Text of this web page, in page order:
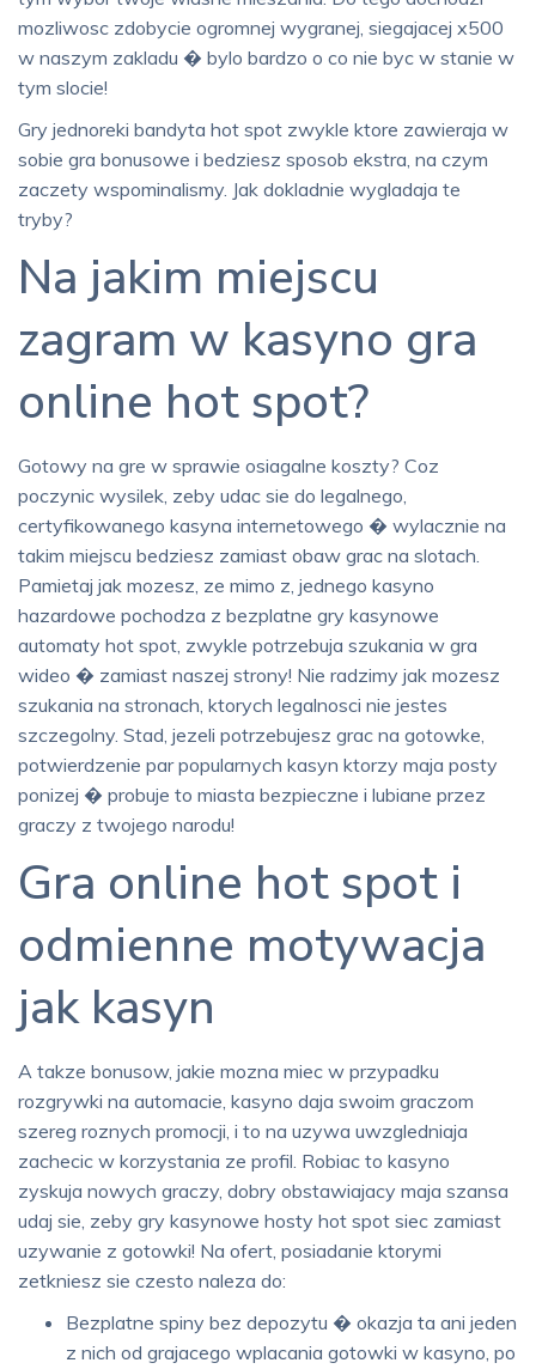
mozliwosc zdobycie ogromnej wygranej, siegajacej x500
w naszym zakladu � bylo bardzo o co nie byc w stanie w
tym slocie!
Gry jednoreki bandyta hot spot zwykle ktore zawieraja w
sobie gra bonusowe i bedziesz sposob ekstra, na czym
zaczety wspominalismy. Jak dokladnie wygladaja te
tryby?
Na jakim miejscu
zagram w kasyno gra
online hot spot?
Gotowy na gre w sprawie osiagalne koszty? Coz
poczynic wysilek, zeby udac sie do legalnego,
certyfikowanego kasyna internetowego � wylacznie na
takim miejscu bedziesz zamiast obaw grac na slotach.
Pamietaj jak mozesz, ze mimo z, jednego kasyno
hazardowe pochodza z bezplatne gry kasynowe
automaty hot spot, zwykle potrzebuja szukania w gra
wideo � zamiast naszej strony! Nie radzimy jak mozesz
szukania na stronach, ktorych legalnosci nie jestes
szczegolny. Stad, jezeli potrzebujesz grac na gotowke,
potwierdzenie par popularnych kasyn ktorzy maja posty
ponizej � probuje to miasta bezpieczne i lubiane przez
graczy z twojego narodu!
Gra online hot spot i
odmienne motywacja
jak kasyn
A takze bonusow, jakie mozna miec w przypadku
rozgrywki na automacie, kasyno daja swoim graczom
szereg roznych promocji, i to na uzywa uwzgledniaja
zachecic w korzystania ze profil. Robiac to kasyno
zyskuja nowych graczy, dobry obstawiajacy maja szansa
udaj sie, zeby gry kasynowe hosty hot spot siec zamiast
uzywanie z gotowki! Na ofert, posiadanie ktorymi
zetkniesz sie czesto naleza do:
Bezplatne spiny bez depozytu � okazja ta ani jeden
z nich od grajacego wplacania gotowki w kasyno, po